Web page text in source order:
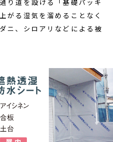
がる湿気を溜めることなく
ニ、シロアリなどによる被